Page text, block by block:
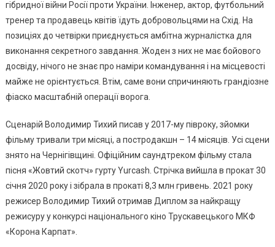
гібридної війни Росії проти України. Інженер, актор, футбольний
тренер та продавець квітів їдуть добровольцями на Схід. На
позиціях до четвірки приєднується амбітна журналістка для
виконання секретного завдання. Жоден з них не має бойового
досвіду, нічого не знає про наміри командування і на місцевості
майже не орієнтується. Втім, саме вони спричиняють грандіозне
фіаско масштабній операції ворога.
Сценарій Володимир Тихий писав у 2017-му півроку, зйомки
фільму тривали три місяці, а постродакшн – 14 місяців. Усі сцени
знято на Чернігівщині. Офіційним саундтреком фільму стала
пісня «Жовтий скотч» гурту Yurcash. Стрічка вийшла в прокат 30
січня 2020 року і зібрала в прокаті 8,3 млн гривень. 2021 року
режисер Володимир Тихий отримав Диплом за найкращу
режисуру у конкурсі національного кіно Трускавецького МКФ
«Корона Карпат».